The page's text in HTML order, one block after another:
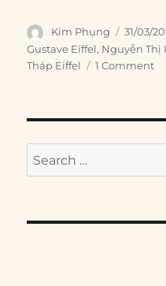
Author
Kim Phụng
Posted
on
31/03/
Gustave Eiffel, Nguyễn Thị
Tháp Eiffel
1 Comment
Search
for: